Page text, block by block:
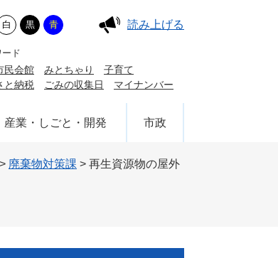
白 黒 青 読み上げる
ド
民会館 みとちゃり
子育て
と納税
ごみの収集日 マイナンバー
産業・しごと・開発 市政
> 廃棄物対策課 > 再生資源物の屋外